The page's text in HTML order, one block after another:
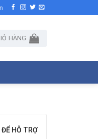
HÀNG
ĐỂ HỖ TRỢ